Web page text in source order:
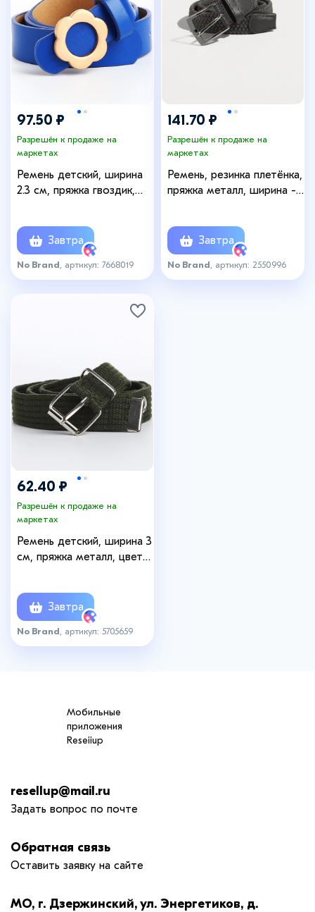
97.50 ₽
Разрешён к продаже на
маркетах
Ремень детский, ширина
2.3 см, пряжка гвоздик,
Завтра
No Brand , артикул: 7668019
141.70 ₽
Разрешён к продаже на
маркетах
Ремень, резинка плетёнка,
пряжка металл, ширина -
Завтра
No Brand , артикул: 2550996
62.40 ₽
Разрешён к продаже на
маркетах
Ремень детский, ширина 3
см, пряжка металл, цвет
Завтра
No Brand , артикул: 5705659
Мобильные
приложения
Reseiiup
resellup@mail.ru
Задать вопрос по почте
Обратная связь
Оставить заявку на сайте
МО, г. Дзержинский, ул. Энергетиков, д.